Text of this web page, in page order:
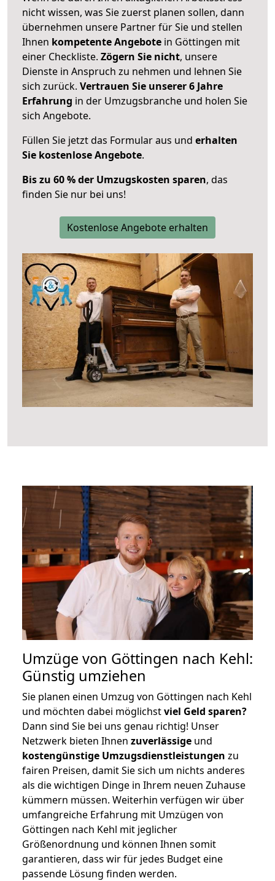
nicht wissen, was Sie zuerst planen sollen, dann
übernehmen unsere Partner für Sie und stellen
Ihnen kompetente Angebote in Göttingen mit
einer Checkliste. Zögern Sie nicht, unsere
Dienste in Anspruch zu nehmen und lehnen Sie
sich zurück. Vertrauen Sie unserer 6 Jahre
Erfahrung in der Umzugsbranche und holen Sie
sich Angebote.
Füllen Sie jetzt das Formular aus und erhalten
Sie kostenlose Angebote.
Bis zu 60 % der Umzugskosten sparen, das
finden Sie nur bei uns!
Kostenlose Angebote erhalten
Umzüge von Göttingen nach Kehl:
Günstig umziehen
Sie planen einen Umzug von Göttingen nach Kehl
und möchten dabei möglichstviel Geld sparen?
Dann sind Sie bei uns genau richtig! Unser
Netzwerk bieten Ihnen zuverlässige und
kostengünstige Umzugsdienstleistungen zu
fairen Preisen, damit Sie sich um nichts anderes
als die wichtigen Dinge in Ihrem neuen Zuhause
kümmern müssen. Weiterhin verfügen wir über
umfangreiche Erfahrung mit Umzügen von
Göttingen nach Kehl mit jeglicher
Größenordnung und können Ihnen somit
garantieren, dass wir für jedes Budget eine
passende Lösung finden werden.